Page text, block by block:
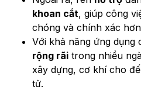
khoan cắt, giúp công
chóng và chính xác
Với khả năng ứng dụng
rộng rãi trong nhiều
xây dựng, cơ khí cho
tử.